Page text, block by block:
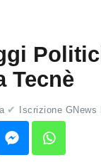
Tecnè
Iscrizione